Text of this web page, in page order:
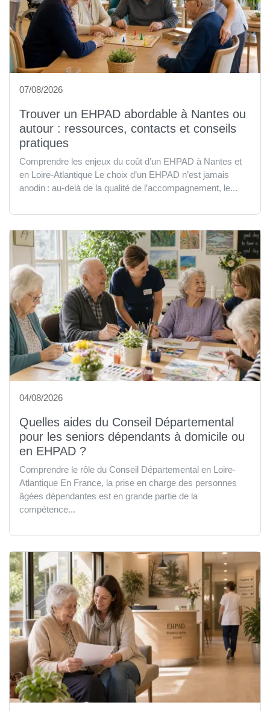
07/08/2026
Trouver un EHPAD abordable à Nantes ou
autour : ressources, contacts et conseils
pratiques
Comprendre les enjeux du coût d’un EHPAD à Nantes et
en Loire-Atlantique Le choix d’un EHPAD n’est jamais
anodin : au-delà de la qualité de l’accompagnement, le...
04/08/2026
Quelles aides du Conseil Départemental
pour les seniors dépendants à domicile ou
en EHPAD ?
Comprendre le rôle du Conseil Départemental en Loire-
Atlantique En France, la prise en charge des personnes
âgées dépendantes est en grande partie de la
compétence...